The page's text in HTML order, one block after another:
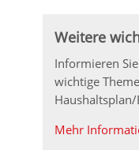
Weitere
Informieren
wichtige
Mehr